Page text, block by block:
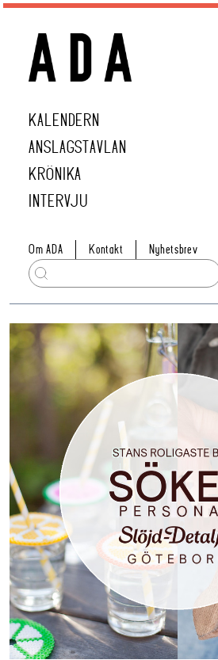
KALENDERN
ANSLAGSTAVLAN
KRÖNIKA
INTERVJU
Om ADA Kontakt Nyhetsbrev